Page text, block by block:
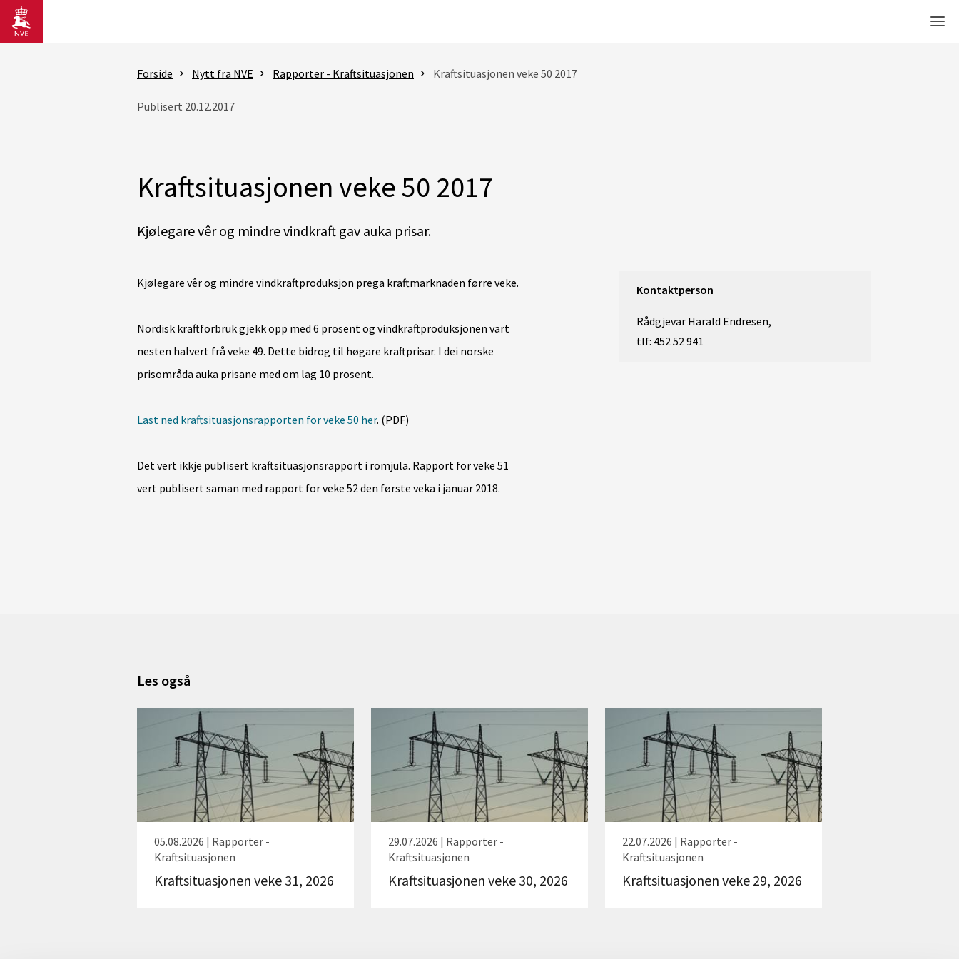
Gå til hovedinnhold
Forside Nytt fra NVE Rapporter - Kraftsituasjonen Kraftsituasjonen veke 50 2017
Publisert 20.12.2017
Kraftsituasjonen veke 50 2017
Kjølegare vêr og mindre vindkraft gav auka prisar.
Kjølegare vêr og mindre vindkraftproduksjon prega kraftmarknaden førre veke.
Nordisk kraftforbruk gjekk opp med 6 prosent og vindkraftproduksjonen vart
nesten halvert frå veke 49. Dette bidrog til høgare kraftprisar. I dei norske
prisområda auka prisane med om lag 10 prosent.
Last ned kraftsituasjonsrapporten for veke 50 her. (PDF)
Det vert ikkje publisert kraftsituasjonsrapport i romjula. Rapport for veke 51
vert publisert saman med rapport for veke 52 den første veka i januar 2018.
Kontaktperson
Rådgjevar Harald Endresen,
tlf: 452 52 941
Les også
05.08.2026 | Rapporter -
Kraftsituasjonen
Kraftsituasjonen veke 31, 2026
29.07.2026 | Rapporter -
Kraftsituasjonen
Kraftsituasjonen veke 30, 2026
22.07.2026 | Rapporter -
Kraftsituasjonen
Kraftsituasjonen veke 29, 2026